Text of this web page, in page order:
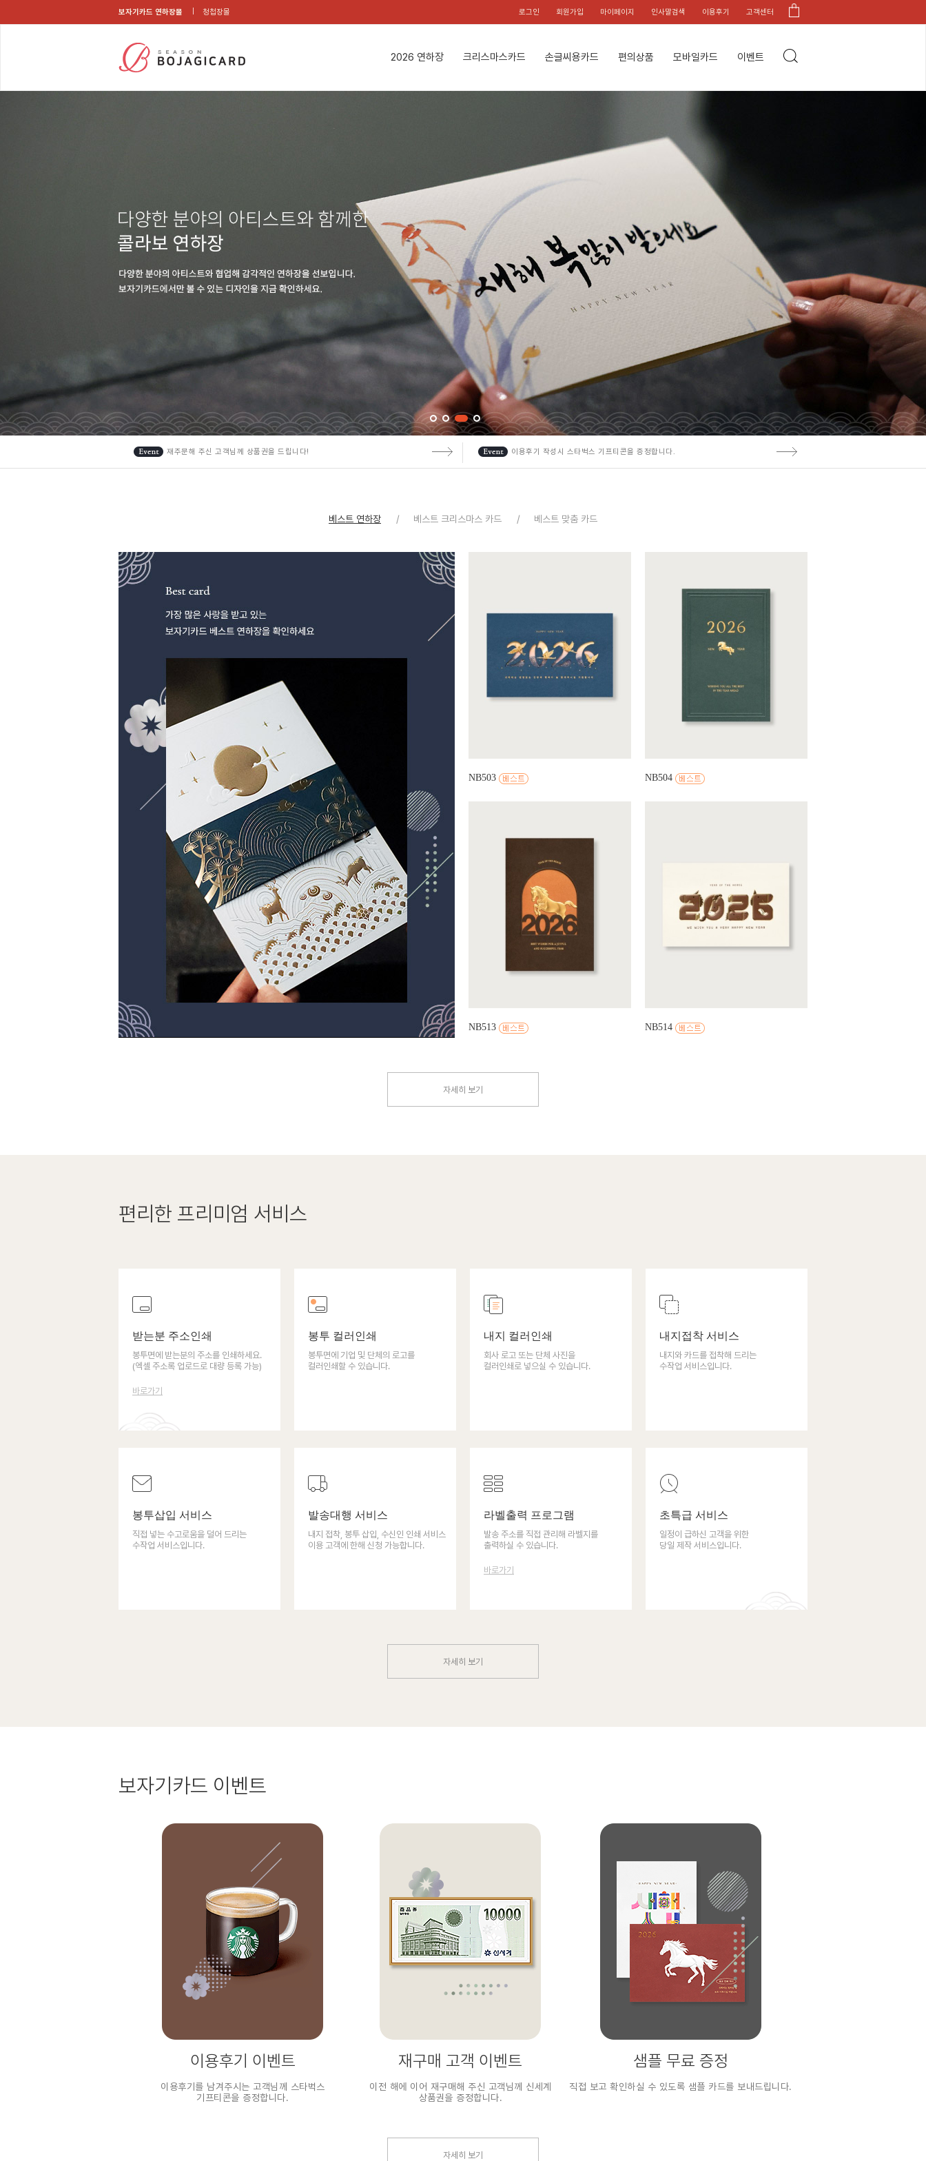
보자기카드 연하장몰 청첩장몰 로그인 회원가입 마이페이지 인사말검색 이용후기 고객센터
2026 연하장 크리스마스카드 손글씨용카드 편의상품 모바일카드 이벤트
재주문해 주신 고객님께 상품권을 드립니다! 이용후기 작성시 스타벅스 기프티콘을 증정합니다.
베스트 연하장 베스트 크리스마스 카드 베스트 맞춤 카드
NB503 NB504
NB513 NB514
자세히 보기
편리한 프리미엄 서비스
받는분 주소인쇄
봉투면에 받는분의 주소를 인쇄하세요.
(엑셀 주소록 업로드로 대량 등록 가능)
바로가기
봉투 컬러인쇄
봉투면에 기업 및 단체의 로고를
컬러인쇄할 수 있습니다.
내지 컬러인쇄
회사 로고 또는 단체 사진을
컬러인쇄로 넣으실 수 있습니다.
내지접착 서비스
내지와 카드를 접착해 드리는
수작업 서비스입니다.
봉투삽입 서비스
직접 넣는 수고로움을 덜어 드리는
수작업 서비스입니다.
발송대행 서비스
내지 접착, 봉투 삽입, 수신인 인쇄 서비스
이용 고객에 한해 신청 가능합니다.
라벨출력 프로그램
발송 주소를 직접 관리해 라벨지를
출력하실 수 있습니다.
바로가기
초특급 서비스
일정이 급하신 고객을 위한
당일 제작 서비스입니다.
자세히 보기
보자기카드 이벤트
이용후기 이벤트
이용후기를 남겨주시는 고객님께 스타벅스
기프티콘을 증정합니다.
재구매 고객 이벤트
이전 해에 이어 재구매해 주신 고객님께 신세계
상품권을 증정합니다.
샘플 무료 증정
직접 보고 확인하실 수 있도록 샘플 카드를 보내드립니다.
자세히 보기